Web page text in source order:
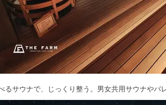
るサウナで、じっくり整う。男女共用サウナやバ